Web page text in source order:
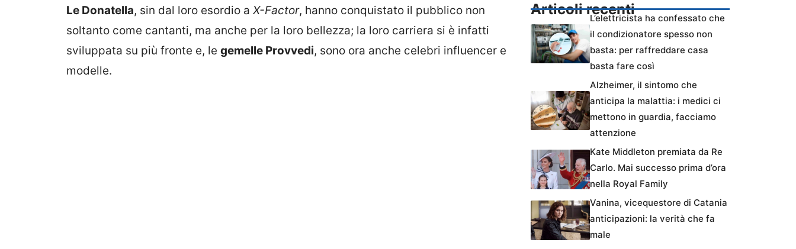
Le Donatella, sin dal loro esordio a X-Factor, hanno conquistato il pubblico non
soltanto come cantanti, ma anche per la loro bellezza; la loro carriera si è infatti
sviluppata su più fronte e, le gemelle Provvedi, sono ora anche celebri influencer e
modelle.
Articoli recenti
L’elettricista ha confessato che
il condizionatore spesso non
basta: per raffreddare casa
basta fare così
Alzheimer, il sintomo che
anticipa la malattia: i medici ci
mettono in guardia, facciamo
attenzione
Kate Middleton premiata da Re
Carlo. Mai successo prima d’ora
nella Royal Family
Vanina, vicequestore di Catania
anticipazioni: la verità che fa
male